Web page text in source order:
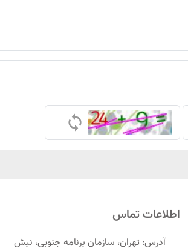
اطلاعات تماس
آدرس: تهران، سازمان برنامه جنوبی، نبش